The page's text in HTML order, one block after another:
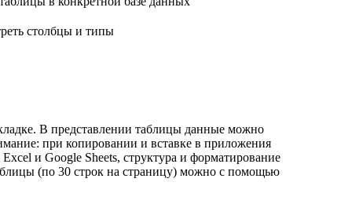
столбцы и типы
В представлении таблицы данные можно
при копировании и вставке в приложения
и Google Sheets, структура и форматирование
(по 30 строк на страницу) можно с помощью